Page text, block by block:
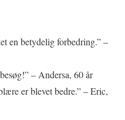
en betydelig forbedring.” –
– Andersa, 60 år
er blevet bedre.” – Eric,